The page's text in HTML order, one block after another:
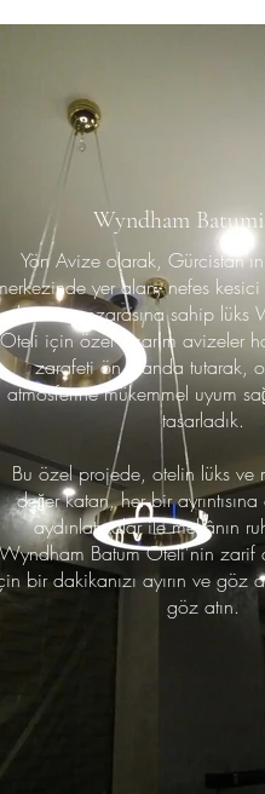
Wyndham
Yön Avize olarak,
yer alan, nefes
deniz manzarasına sahip lüks
Oteli için özel tasarım avizeler
zarafeti ön planda tutarak,
atmosferine mükemmel uyum
tasarladık.
Bu özel projede, otelin lüks ve
değer katan, her bir
aydınlatmalar ile mekânın
Batum Oteli'nin zarif
bir dakikanızı ayırın ve göz
göz atın.